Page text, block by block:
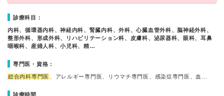
診療科目：
内科、循環器内科、神経内科、腎臓内科、外科、心臓血管外科、脳神経外科、
整形外科、形成外科、リハビリテーション科、皮膚科、泌尿器科、眼科、耳鼻
咽喉科、産婦人科、小児科、精…
専門医・資格：
総合内科専門医 、アレルギー専門医、リウマチ専門医、感染症専門医、血…
診療時間